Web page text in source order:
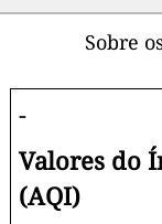
Sobre
-
Valores do
(AQI)